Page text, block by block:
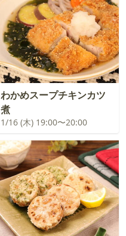
わかめスープチキンカツ
煮
1/16 (木) 19:00〜20:00